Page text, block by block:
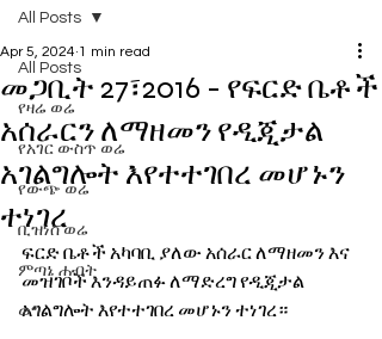
All Posts
የዛሬ ወሬ
የአገር ውስጥ ወሬ
የውጭ ወሬ
ቢዝነስ ወሬ
ምጣኔ ሐብት
ወግ
All Posts
መጋቢት 27፣2016 - የፍርድ ቤቶች
አሰራርን ለማዘመን የዲጂታል
አገልግሎት እየተተገበረ መሆኑን
ተነገረ
Apr 5, 2024 1 min read
ፍርድ ቤቶች አካባቢ ያለው አሰራር ለማዘመን እና
መዝገቦች እንዳይጠፉ ለማድረግ የዲጂታል
አገልግሎት እየተተገበረ መሆኑን ተነገረ።